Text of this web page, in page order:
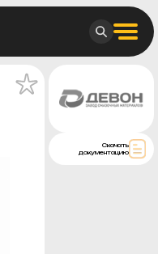
Скачать
документацию